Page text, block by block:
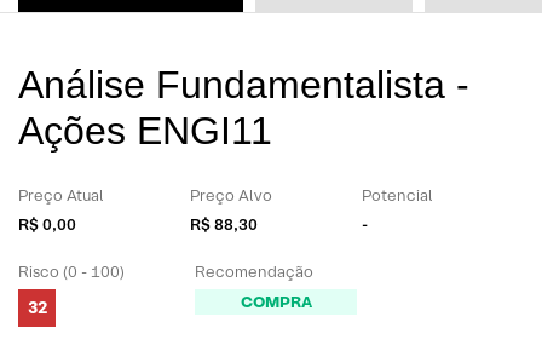
Análise Fundamentalista -
Ações ENGI11
Preço Atual
R$ 0,00
Preço Alvo
R$ 88,30
Potencial
-
Risco (0 - 100)
32
Recomendação
COMPRA